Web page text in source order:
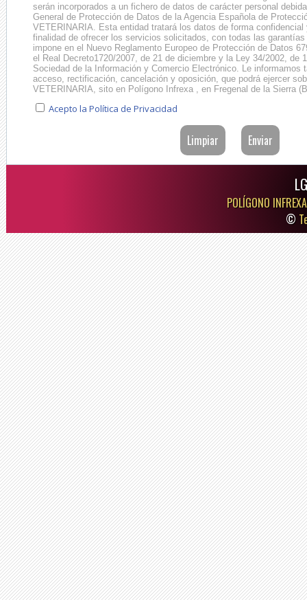
serán incorporados a un fichero de datos de carácter personal
General de Protección de Datos de la Agencia Española de
VETERINARIA. Esta entidad tratará los datos de forma
finalidad de ofrecer los servicios solicitados, con todas las
impone en el Nuevo Reglamento Europeo de Protección de Datos
el Real Decreto1720/2007, de 21 de diciembre y la Ley 34/2002, de
Sociedad de la Información y Comercio Electrónico. Le informamos
acceso, rectificación, cancelación y oposición, que podrá ejercer
VETERINARIA, sito en Polígono Infrexa , en Fregenal de la Sierra
Acepto la Política de Privacidad
POLÍGONO
©